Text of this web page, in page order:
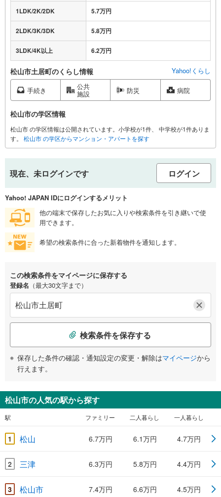
1LDK/2K/2DK 5.7万円
2LDK/3K/3DK 5.8万円
3LDK/4K以上 6.2万円
松山市土居町のくらし情報 Yahoo!くらし
手続き 公共
施設 防災 病院
松山市の学区情報
松山市 の学区情報は公開されています。小学校が1件、 中学校が1件ありま
す。
松山市 の学区からマンション・アパートを探す
現在、未ログインです ログイン
Yahoo! JAPAN IDにログインするメリット
他の端末で保存したお気に入りや検索条件を引き継いで使
用できます。
希望の検索条件に合った新着物件を通知します。
この検索条件をマイページに保存する
登録名 （最大30文字まで）
検索条件を保存する
保存した条件の確認・通知設定の変更・解除はマイページから
行えます。
松山市の人気の駅から探す
駅 ファミリー 二人暮らし 一人暮らし
1 松山 6.7万円 6.1万円 4.7万円
2 三津 6.3万円 5.8万円 4.4万円
3 松山市 7.4万円 6.6万円 4.5万円